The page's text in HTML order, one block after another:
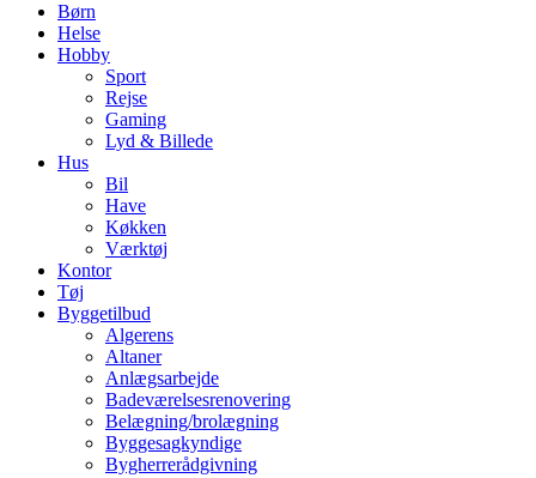
Børn
Helse
Hobby
Sport
Rejse
Gaming
Lyd & Billede
Hus
Bil
Have
Køkken
Værktøj
Kontor
Tøj
Byggetilbud
Algerens
Altaner
Anlægsarbejde
Badeværelsesrenovering
Belægning/brolægning
Byggesagkyndige
Bygherrerådgivning